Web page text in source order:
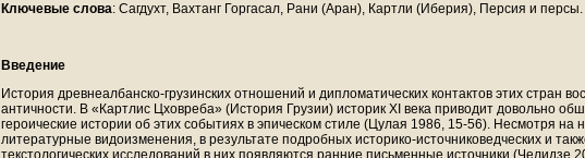
Ключевые слова: Сагдухт, Вахтанг Горгасал, Рани (Аран), Картли (Иберия), Персия и персы.
Введение
История древнеалбанско-грузинских отношений и дипломатических контактов этих стран
античности. В «Картлис Цховреба» (История Грузии) историк XI века приводит довольно
героические истории об этих событиях в эпическом стиле (Цулая 1986, 15-56). Несмотря на
литературные видоизменения, в результате подробных историко-источниковедческих и
текстологических исследований в них появляются ранние письменные источники (Челидзе